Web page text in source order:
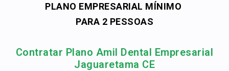
PLANO EMPRESARIAL MÍNIMO
PARA 2 PESSOAS
Contratar Plano Amil Dental Empresarial
Jaguaretama CE